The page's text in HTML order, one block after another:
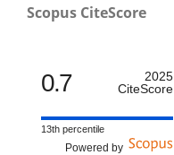
Scopus CiteScore
0.7
2025
CiteScore
13th percentile
Powered by